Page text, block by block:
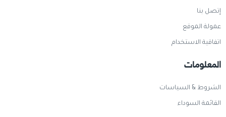
إتصل بنا
عمولة الموقع
اتفاقية الاستخدام
المعلومات
الشروط & السياسات
القائمة السوداء